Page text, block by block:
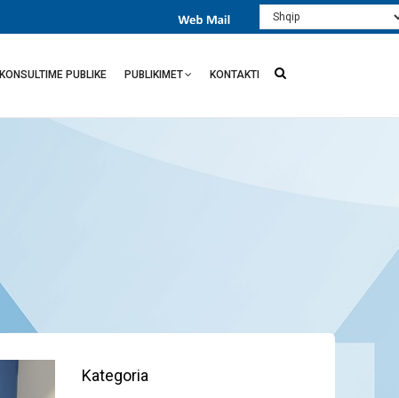
Select
your
KONSULTIME PUBLIKE PUBLIKIMET KONTAKTI
Kategoria